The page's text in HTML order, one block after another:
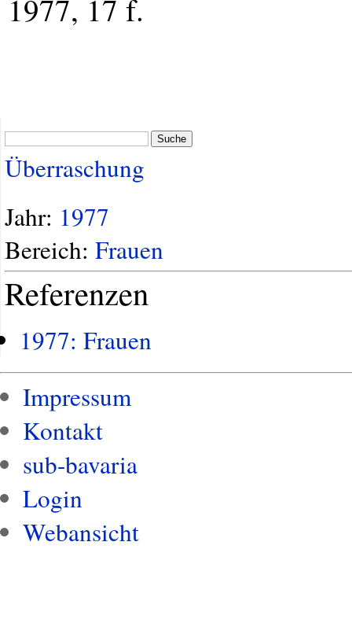
1977, 17 f.
Suche
Überraschung
Jahr: 1977
Bereich: Frauen
Referenzen
1977: Frauen
Impressum
Kontakt
sub-bavaria
Login
Webansicht